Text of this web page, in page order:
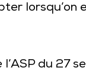
lorsqu’on
du 27